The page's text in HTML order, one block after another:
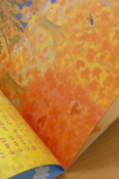
園児
美⽊
美⽊多チ
美⽊多チ